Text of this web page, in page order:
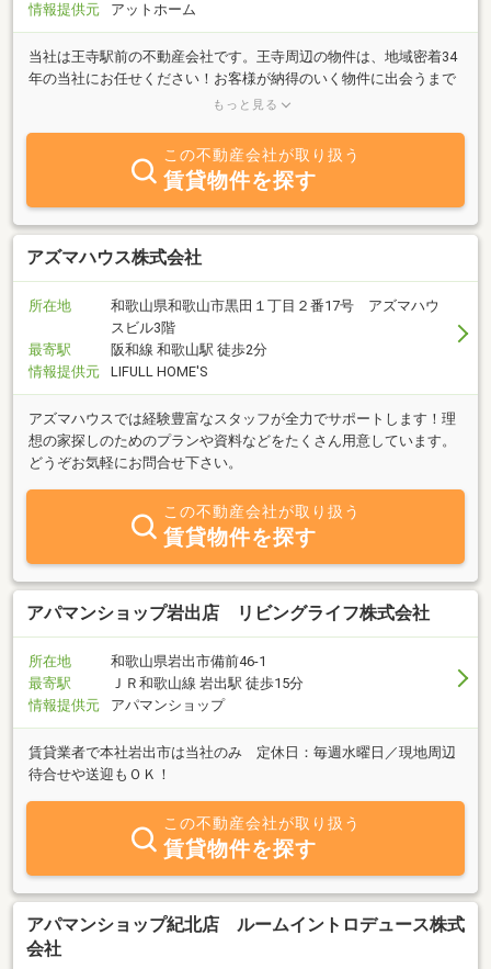
情報提供元
アットホーム
当社は王寺駅前の不動産会社です。王寺周辺の物件は、地域密着34
年の当社にお任せください！お客様が納得のいく物件に出会うまで
サポート致します。まずは、お客様のご希望をお聞かせ下さい。お
リー21アサヒホームがご紹介致します！
もっと見る
この不動産会社が取り扱う
賃貸物件を探す
アズマハウス株式会社
所在地
和歌山県和歌山市黒田１丁目２番17号 アズマハウ
スビル3階
最寄駅
阪和線 和歌山駅 徒歩2分
情報提供元
LIFULL HOME'S
アズマハウスでは経験豊富なスタッフが全力でサポートします！理
想の家探しのためのプランや資料などをたくさん用意しています。
どうぞお気軽にお問合せ下さい。
この不動産会社が取り扱う
賃貸物件を探す
アパマンショップ岩出店 リビングライフ株式会社
所在地
和歌山県岩出市備前46-1
最寄駅
ＪＲ和歌山線 岩出駅 徒歩15分
情報提供元
アパマンショップ
賃貸業者で本社岩出市は当社のみ 定休日：毎週水曜日／現地周辺
待合せや送迎もＯＫ！
この不動産会社が取り扱う
賃貸物件を探す
アパマンショップ紀北店 ルームイントロデュース株式
会社